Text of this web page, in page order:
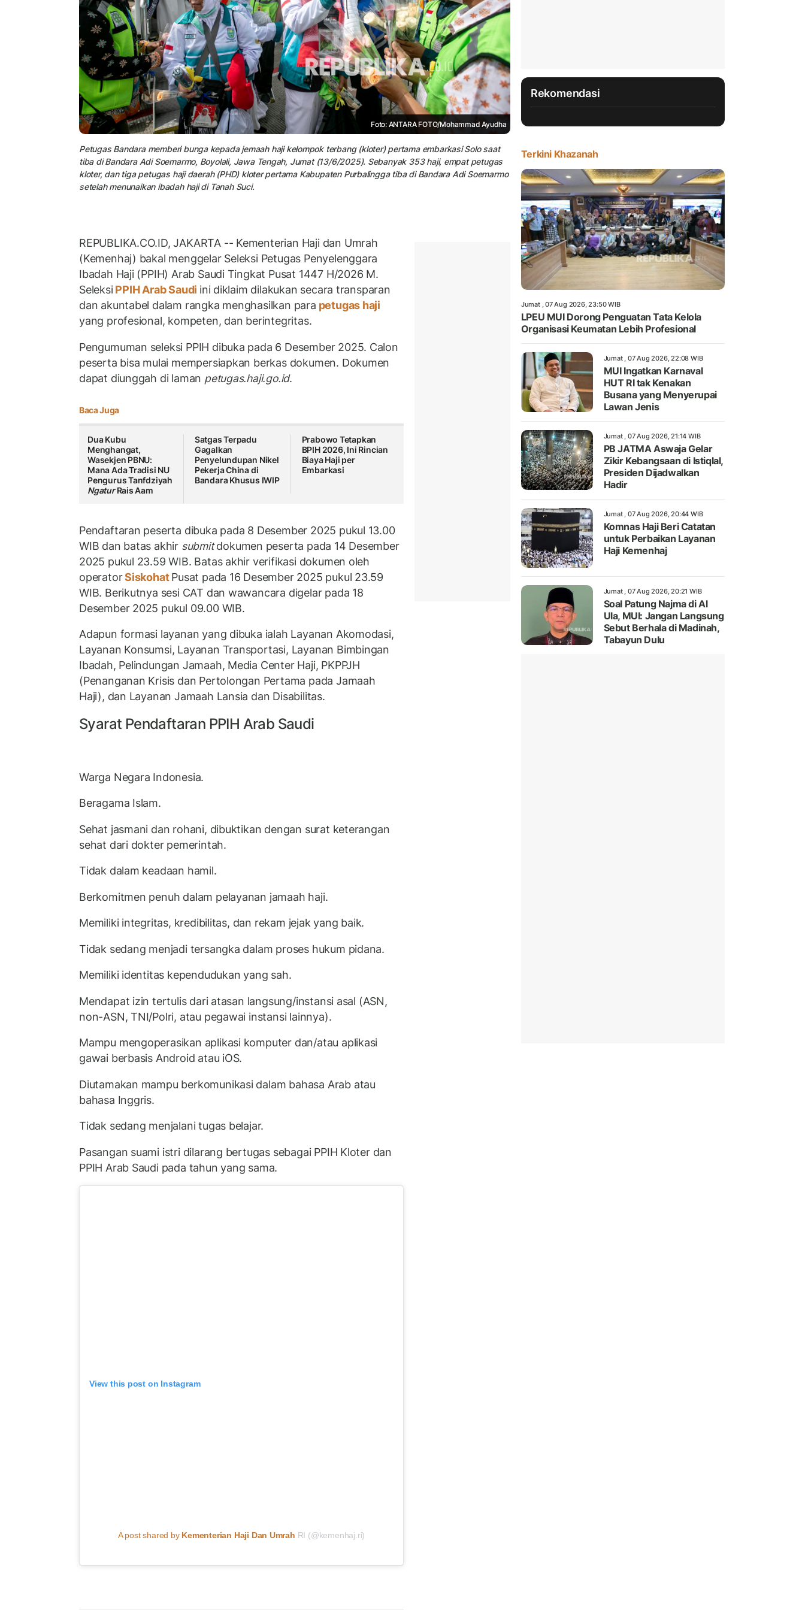
Foto: ANTARA FOTO/Mohammad Ayudha
Petugas Bandara memberi bunga kepada jemaah haji kelompok terbang (kloter) pertama embarkasi Solo saat
tiba di Bandara Adi Soemarmo, Boyolali, Jawa Tengah, Jumat (13/6/2025). Sebanyak 353 haji, empat petugas
kloter, dan tiga petugas haji daerah (PHD) kloter pertama Kabupaten Purbalingga tiba di Bandara Adi Soemarmo
setelah menunaikan ibadah haji di Tanah Suci.
REPUBLIKA.CO.ID, JAKARTA -- Kementerian Haji dan Umrah
(Kemenhaj) bakal menggelar Seleksi Petugas Penyelenggara
Ibadah Haji (PPIH) Arab Saudi Tingkat Pusat 1447 H/2026 M.
SeleksiPPIH Arab Saudi ini diklaim dilakukan secara transparan
dan akuntabel dalam rangka menghasilkan para petugas haji
yang profesional, kompeten, dan berintegritas.
Pengumuman seleksi PPIH dibuka pada 6 Desember 2025. Calon
peserta bisa mulai mempersiapkan berkas dokumen. Dokumen
dapat diunggah di laman petugas.haji.go.id.
Baca Juga
Dua Kubu
Menghangat,
Wasekjen PBNU:
Mana Ada Tradisi NU
Pengurus Tanfdziyah
NgaturRais Aam
Satgas Terpadu
Gagalkan
Penyelundupan Nikel
Pekerja China di
Bandara Khusus IWIP
Prabowo Tetapkan
BPIH 2026, Ini Rincian
Biaya Haji per
Embarkasi
Pendaftaran peserta dibuka pada 8 Desember 2025 pukul 13.00
WIB dan batas akhir submitdokumen peserta pada 14 Desember
2025 pukul 23.59 WIB. Batas akhir verifikasi dokumen oleh
operatorSiskohatPusat pada 16 Desember 2025 pukul 23.59
WIB. Berikutnya sesi CAT dan wawancara digelar pada 18
Desember 2025 pukul 09.00 WIB.
Adapun formasi layanan yang dibuka ialah Layanan Akomodasi,
Layanan Konsumsi, Layanan Transportasi, Layanan Bimbingan
Ibadah, Pelindungan Jamaah, Media Center Haji, PKPPJH
(Penanganan Krisis dan Pertolongan Pertama pada Jamaah
Haji), dan Layanan Jamaah Lansia dan Disabilitas.
Syarat Pendaftaran PPIH Arab Saudi
Warga Negara Indonesia.
Beragama Islam.
Sehat jasmani dan rohani, dibuktikan dengan surat keterangan
sehat dari dokter pemerintah.
Tidak dalam keadaan hamil.
Berkomitmen penuh dalam pelayanan jamaah haji.
Memiliki integritas, kredibilitas, dan rekam jejak yang baik.
Tidak sedang menjadi tersangka dalam proses hukum pidana.
Memiliki identitas kependudukan yang sah.
Mendapat izin tertulis dari atasan langsung/instansi asal (ASN,
non-ASN, TNI/Polri, atau pegawai instansi lainnya).
Mampu mengoperasikan aplikasi komputer dan/atau aplikasi
gawai berbasis Android atau iOS.
Diutamakan mampu berkomunikasi dalam bahasa Arab atau
bahasa Inggris.
Tidak sedang menjalani tugas belajar.
Pasangan suami istri dilarang bertugas sebagai PPIH Kloter dan
PPIH Arab Saudi pada tahun yang sama.
View this post on Instagram
A post shared byKementerian Haji Dan Umrah RI (@kemenhaj.ri)
Rekomendasi
Terkini Khazanah
Jumat , 07 Aug 2026, 23:50 WIB
LPEU MUI Dorong Penguatan Tata Kelola
Organisasi Keumatan Lebih Profesional
Jumat , 07 Aug 2026, 22:08 WIB
MUI Ingatkan Karnaval
HUT RI tak Kenakan
Busana yang Menyerupai
Lawan Jenis
Jumat , 07 Aug 2026, 21:14 WIB
PB JATMA Aswaja Gelar
Zikir Kebangsaan di Istiqlal,
Presiden Dijadwalkan
Hadir
Jumat , 07 Aug 2026, 20:44 WIB
Komnas Haji Beri Catatan
untuk Perbaikan Layanan
Haji Kemenhaj
Jumat , 07 Aug 2026, 20:21 WIB
Soal Patung Najma di Al
Ula, MUI: Jangan Langsung
Sebut Berhala di Madinah,
Tabayun Dulu